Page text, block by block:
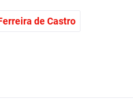
de Castro